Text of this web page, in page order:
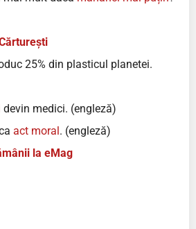
25% din plasticul planetei.
devin medici. (engleză)
act moral. (engleză)
la eMag